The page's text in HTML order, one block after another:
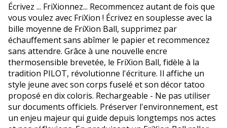
Écrivez ... FriXionnez... Recommencez autant de fois que
vous voulez avec FriXion ! Écrivez en souplesse avec la
bille moyenne de FriXion Ball, supprimez par
échauffement sans abîmer le papier et recommencez
sans attendre. Grâce à une nouvelle encre
thermosensible brevetée, le FriXion Ball, fidèle à la
tradition PILOT, révolutionne l'écriture. Il affiche un
style jeune avec son corps fuselé et son décor tatoo
proposé en dix coloris. Rechargeable - Ne pas utiliser
sur documents officiels. Préserver l'environnement, est
un enjeu majeur qui guide depuis longtemps nos actes